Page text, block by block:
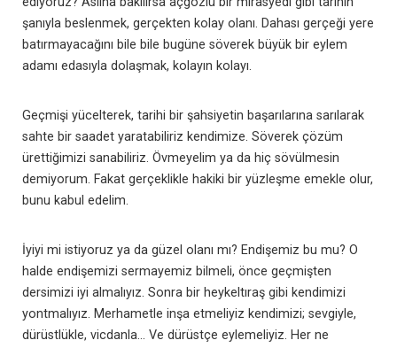
şanıyla beslenmek, gerçekten kolay olanı. Dahası gerçeği yere
batırmayacağını bile bile bugüne söverek büyük bir eylem
adamı edasıyla dolaşmak, kolayın kolayı.
Geçmişi yücelterek, tarihi bir şahsiyetin başarılarına sarılarak
sahte bir saadet yaratabiliriz kendimize. Söverek çözüm
ürettiğimizi sanabiliriz. Övmeyelim ya da hiç sövülmesin
demiyorum. Fakat gerçeklikle hakiki bir yüzleşme emekle olur,
bunu kabul edelim.
İyiyi mi istiyoruz ya da güzel olanı mı? Endişemiz bu mu? O
halde endişemizi sermayemiz bilmeli, önce geçmişten
dersimizi iyi almalıyız. Sonra bir heykeltıraş gibi kendimizi
yontmalıyız. Merhametle inşa etmeliyiz kendimizi; sevgiyle,
dürüstlükle, vicdanla… Ve dürüstçe eylemeliyiz. Her ne